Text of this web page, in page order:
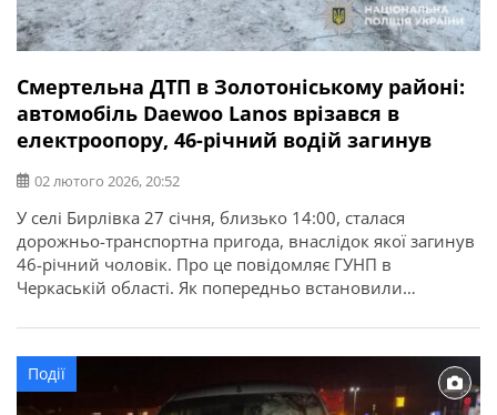
Смертельна ДТП в Золотоніському районі:
автомобіль Daewoo Lanos врізався в
електроопору, 46-річний водій загинув
02 лютого 2026, 20:52
У селі Бирлівка 27 січня, близько 14:00, сталася
дорожньо-транспортна пригода, внаслідок якої загинув
46-річний чоловік. Про це повідомляє ГУНП в
Черкаській області. Як попередньо встановили
Lanos», рухаючись вулицею Центральною, не впорався
з керуванням та допустив наїзд на бетонну
електроопору. Від отриманих травм керманич загинув
на місці події. За фактом ДТП […]
Події